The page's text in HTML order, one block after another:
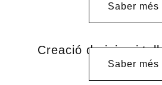
Saber més
Creació de joies i
Saber més